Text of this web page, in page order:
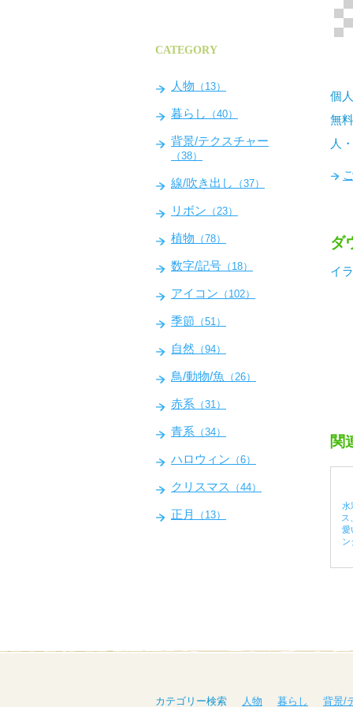
個
無
人
ダ
イ
関
水
ス
愛
ン
CATEGORY
人物 （13）
暮らし （40）
背景/テクスチャー
（38）
線/吹き出し （37）
リボン （23）
植物 （78）
数字/記号 （18）
アイコン （102）
季節 （51）
自然 （94）
鳥/動物/魚 （26）
赤系 （31）
青系 （34）
ハロウィン （6）
クリスマス （44）
正月 （13）
カテゴリー検索 人物 暮らし 背景/